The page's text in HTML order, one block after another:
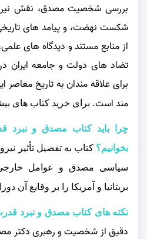
بررسی شخصیت مصدق، نقش
شکست نهضت، و پیامد های
از منابع مستند و دیدگاه‌ های
تضاد های دولت و جامعه ایران
برای علاقه‌ مندان به تاریخ معاصر
مند است. برای خرید کتاب های
چرا باید کتاب مصدق و نبرد
بخوانیم؟ کتاب به تفصیل تأثیر
سیاسی مصدق و عوامل
بریتانیا و آمریکا را بر وقایع آن
نکته های کتاب مصدق و نبرد
دقیق از شخصیت و رهبری دکتر